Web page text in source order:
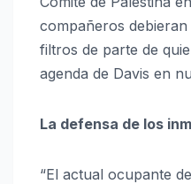
compañeros
filtros de parte de
agenda de Davis en
La defensa de los
“El actual ocupante